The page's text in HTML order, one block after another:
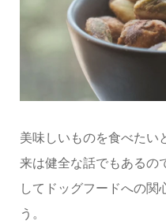
美味しいものを食べたい
来は健全な話でもあるの
してドッグフードへの関
う。